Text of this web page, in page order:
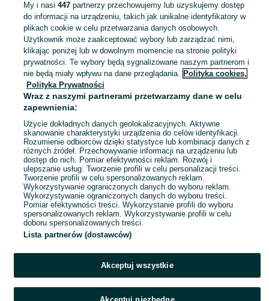
9 zł
12,82 zł z Pakietem Ochronnym
Złotoryja
Dzisiaj o 06:41
H&M 68/74
10,75 zł z Pakietem Ochronnym
Złota
Dzisiaj o 06:40
1 2 3 ... 100
My i nasi 447partnerzy przechowujemy lub uzyskujemy dostęp
do informacji na urządzeniu, takich jak unikalne identyfikatory w
plikach cookie w celu przetwarzania danych osobowych.
Użytkownik może zaakceptować wybory lub zarządzać nimi,
klikając poniżej lub w dowolnym momencie na stronie polityki
prywatności. Te wybory będą sygnalizowane naszym partnerom i
nie będą miały wpływu na dane przeglądania. Polityka cookies,
Polityka Prywatności
Wraz z naszymi partnerami przetwarzamy dane w celu
zapewnienia:
Użycie dokładnych danych geolokalizacyjnych. Aktywne
skanowanie charakterystyki urządzenia do celów identyfikacji.
Rozumienie odbiorców dzięki statystyce lub kombinacji danych z
różnych źródeł. Przechowywanie informacji na urządzeniu lub
dostęp do nich. Pomiar efektywności reklam. Rozwój i
ulepszanie usług. Tworzenie profili w celu personalizacji treści.
Tworzenie profili w celu spersonalizowanych reklam.
Wykorzystywanie ograniczonych danych do wyboru reklam.
Wykorzystywanie ograniczonych danych do wyboru treści.
Pomiar efektywności treści. Wykorzystanie profili do wyboru
spersonalizowanych reklam. Wykorzystywanie profili w celu
doboru spersonalizowanych treści.
Lista partnerów (dostawców)
Akceptuj wszystkie